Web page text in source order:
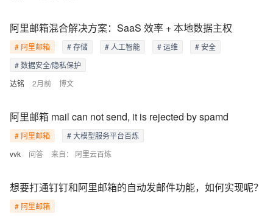
达铭 2月前 博文
阿里邮箱混合解决方案：SaaS 效率 + 本地数据主权
# 阿里邮箱 # 存储 # 人工智能 # 运维
# 安全
# 数据安全/隐私保护
vvk 问答 来自： 阿里云百炼
阿里邮箱 mail can not send, it is rejected by spamd
# 阿里邮箱 # 大模型服务平台百炼
想要打通钉钉和阿里邮箱的自动发邮件功能，如何实现呢？
# 阿里邮箱